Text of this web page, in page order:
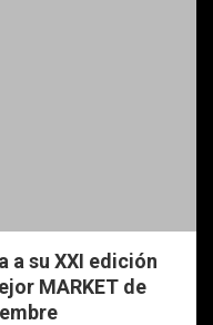
a su XXI edición
MARKET de